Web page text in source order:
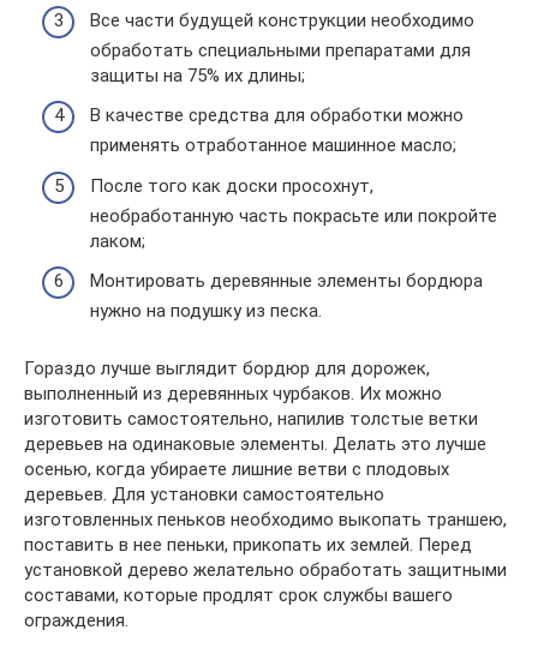
Все части будущей конструкции необходимо
обработать специальными препаратами для
защиты на 75% их длины;
В качестве средства для обработки можно
применять отработанное машинное масло;
После того как доски просохнут,
необработанную часть покрасьте или покройте
лаком;
Монтировать деревянные элементы бордюра
нужно на подушку из песка.
Гораздо лучше выглядит бордюр для дорожек,
выполненный из деревянных чурбаков. Их можно
изготовить самостоятельно, напилив толстые ветки
деревьев на одинаковые элементы. Делать это лучше
осенью, когда убираете лишние ветви с плодовых
деревьев. Для установки самостоятельно
изготовленных пеньков необходимо выкопать траншею,
поставить в нее пеньки, прикопать их землей. Перед
установкой дерево желательно обработать защитными
составами, которые продлят срок службы вашего
ограждения.